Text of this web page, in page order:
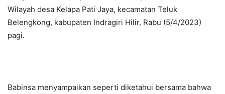
Wilayah desa Kelapa Pati Jaya, kecamatan Teluk
Belengkong, kabupaten Indragiri Hilir, Rabu (5/4/2023)
pagi.
Babinsa menyampaikan seperti diketahui bersama bahwa